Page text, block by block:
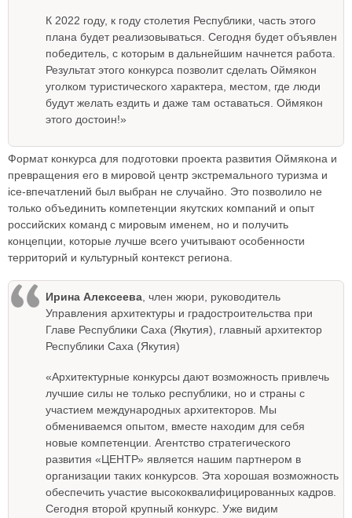
К 2022 году, к году столетия Республики, часть этого
плана будет реализовываться. Сегодня будет объявлен
победитель, с которым в дальнейшим начнется работа.
Результат этого конкурса позволит сделать Оймякон
уголком туристического характера, местом, где люди
будут желать ездить и даже там оставаться. Оймякон
этого достоин!»
Формат конкурса для подготовки проекта развития Оймякона и
превращения его в мировой центр экстремального туризма и
ice-впечатлений был выбран не случайно. Это позволило не
только объединить компетенции якутских компаний и опыт
российских команд с мировым именем, но и получить
концепции, которые лучше всего учитывают особенности
территорий и культурный контекст региона.
Ирина Алексеева , член жюри, руководитель
Управления архитектуры и градостроительства при
Главе Республики Саха (Якутия), главный архитектор
Республики Саха (Якутия)
«Архитектурные конкурсы дают возможность привлечь
лучшие силы не только республики, но и страны с
участием международных архитекторов. Мы
обмениваемся опытом, вместе находим для себя
новые компетенции. Агентство стратегического
развития «ЦЕНТР» является нашим партнером в
организации таких конкурсов. Эта хорошая возможность
обеспечить участие высококвалифицированных кадров.
Сегодня второй крупный конкурс. Уже видим